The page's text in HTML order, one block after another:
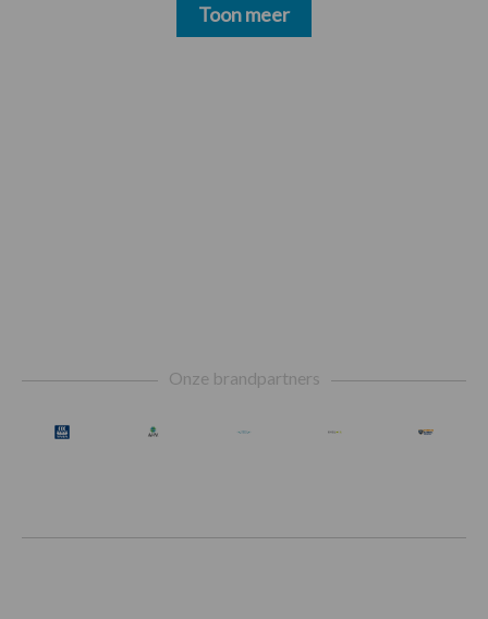
Toon meer
Onze brandpartners